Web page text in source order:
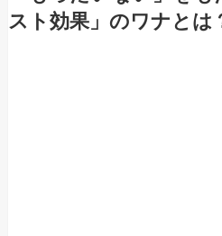
スト効果」のワナとは